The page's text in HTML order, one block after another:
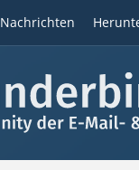
Nachrichten